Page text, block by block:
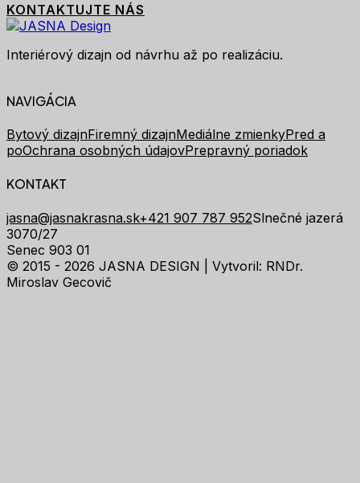
KONTAKTUJTE NÁS
Interiérový dizajn od návrhu až po realizáciu.
NAVIGÁCIA
Bytový dizajnFiremný dizajnMediálne zmienkyPred a
poOchrana osobných údajovPrepravný poriadok
KONTAKT
jasna@jasnakrasna.sk+421 907 787 952Slnečné jazerá
3070/27
Senec 903 01
© 2015 - 2026 JASNA DESIGN | Vytvoril: RNDr.
Miroslav Gecovič